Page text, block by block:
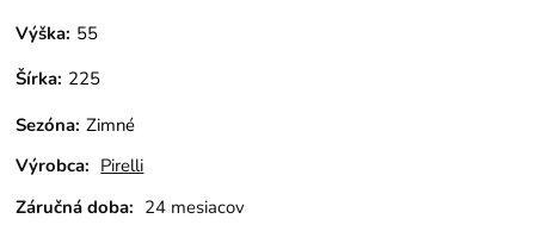
Výška: 55
Šírka: 225
Sezóna: Zimné
Výrobca: Pirelli
Záručná doba: 24 mesiacov